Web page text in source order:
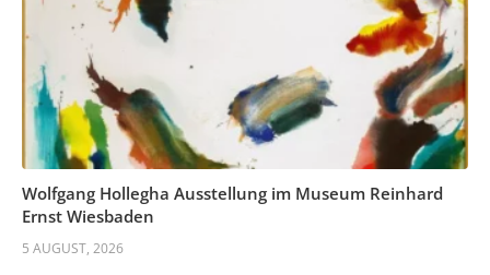
Wolfgang Hollegha Ausstellung im Museum Reinhard
Ernst Wiesbaden
5 AUGUST, 2026